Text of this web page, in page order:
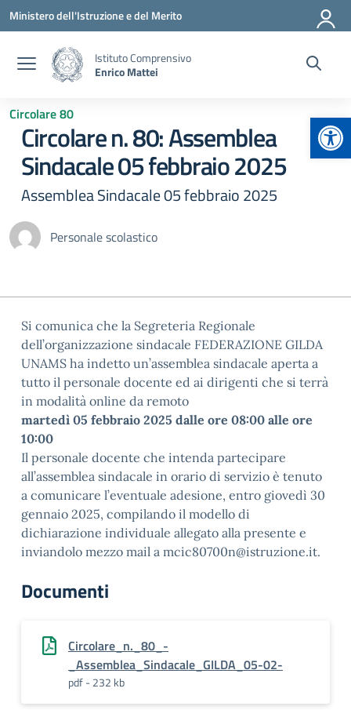
Vai ai contenuti
Vai al menu di navigazione
Vai al footer
Ministero dell'Istruzione e del Merito
Istituto Comprensivo
Enrico Mattei
Circolare 80
Circolare n. 80: Assemblea
Sindacale 05 febbraio 2025
Assemblea Sindacale 05 febbraio 2025
Personale scolastico
Si comunica che la Segreteria Regionale
dell’organizzazione sindacale FEDERAZIONE GILDA
UNAMS ha indetto un’assemblea sindacale aperta a
tutto il personale docente ed ai dirigenti che si terrà
in modalità online da remoto
martedì 05 febbraio 2025 dalle ore 08:00 alle ore
10:00
Il personale docente che intenda partecipare
all’assemblea sindacale in orario di servizio è tenuto
a comunicare l’eventuale adesione, entro giovedì 30
gennaio 2025, compilando il modello di
dichiarazione individuale allegato alla presente e
inviandolo mezzo mail a mcic80700n@istruzione.it.
Documenti
Circolare_n._80_-
_Assemblea_Sindacale_GILDA_05-02-
pdf - 232 kb